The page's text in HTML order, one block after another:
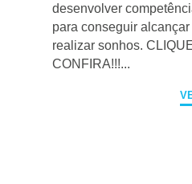
desenvolver
para conseguir
realizar sonhos.
CONFIRA!!!...